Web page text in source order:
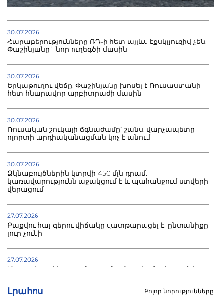
Լրահոս Բոլոր նորությունները
30.07.2026
Հարաբերությունները ՌԴ-ի հետ այլևս էքսկլյուզիվ չեն.
Փաշինյանը` նոր ուղեգծի մասին
30.07.2026
Երկաթուղու վեճը. Փաշինյանը խոսել է Ռուսաստանի
հետ հնարավոր արբիտրաժի մասին
30.07.2026
Ռուսական շուկայի ճգնաժամը՝ շանս. վարչապետը
ոլորտի արդիականացման կոչ է անում
30.07.2026
Ձկնաբույծներին կտրվի 450 մլն դրամ.
կառավարությունն աջակցում է և պահանջում ստվերի
վերացում
27.07.2026
Բաքվու հայ գերու վիճակը վատթարացել է. ընտանիքը
լուր չունի
27.07.2026
Մ-17 աշխարհի առաջնությունը Բաքվում. 5 հայ ըմբիշ